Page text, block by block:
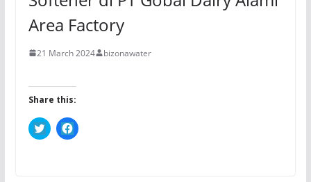
Area Factory
21 March 2024 bizonawater
Share this:
C
l
C
l